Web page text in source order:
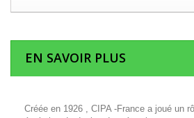
EN SAVOIR PLUS
Créée en 1926 , CIPA -France a joué un